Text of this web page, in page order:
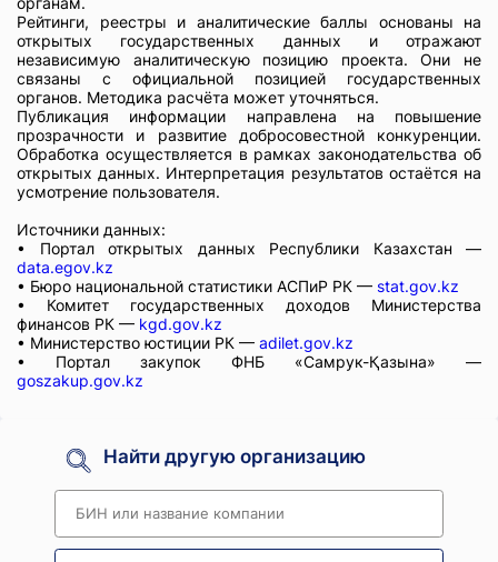
Рейтинги, реестры и аналитические баллы основаны на
открытых государственных данных и отражают
независимую аналитическую позицию проекта. Они не
связаны с официальной позицией государственных
органов. Методика расчёта может уточняться.
Публикация информации направлена на повышение
прозрачности и развитие добросовестной конкуренции.
Обработка осуществляется в рамках законодательства об
открытых данных. Интерпретация результатов остаётся на
усмотрение пользователя.
Источники данных:
• Портал открытых данных Республики Казахстан —
data.egov.kz
• Бюро национальной статистики АСПиР РК — stat.gov.kz
• Комитет государственных доходов Министерства
финансов РК — kgd.gov.kz
• Министерство юстиции РК — adilet.gov.kz
• Портал закупок ФНБ «Самрук-Қазына» —
goszakup.gov.kz
Найти другую организацию